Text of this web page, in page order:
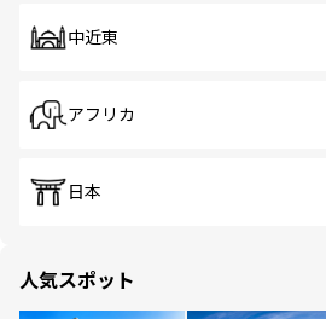
中近東
アフリカ
日本
人気スポット